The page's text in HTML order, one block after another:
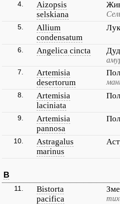
4.
Aizopsis
selskiana
5.
Allium
condensatum
6. Angelica cincta
7.
Artemisia
desertorum
8.
Artemisia
laciniata
9.
Artemisia
pannosa
10.
Astragalus
marinus
B
11.
Bistorta
pacifica